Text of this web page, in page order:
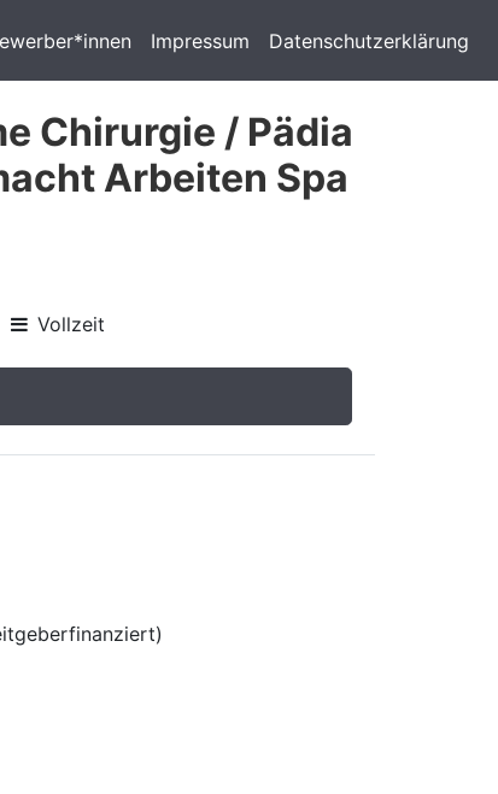
Impressum Datenschutzerklärung
Chirurgie / Pädia
Arbeiten Spa
Vollzeit